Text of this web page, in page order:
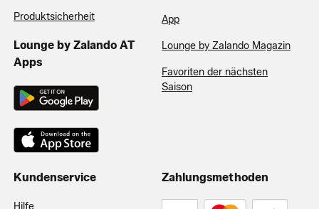
Produktsicherheit
Lounge by Zalando AT
Apps
App
Lounge by Zalando Magazin
Favoriten der nächsten
Saison
Kundenservice
Hilfe
Zahlungsmethoden